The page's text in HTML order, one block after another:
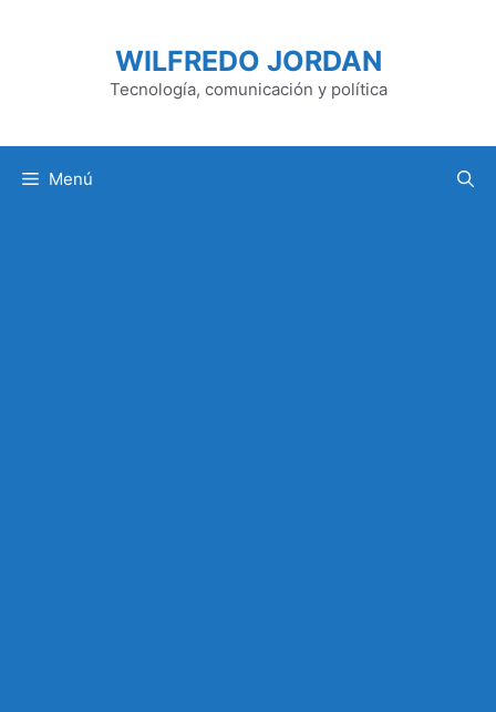
WILFREDO JORDAN
Tecnología, comunicación y política
Menú